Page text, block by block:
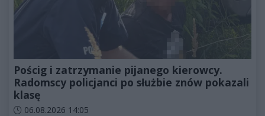
Pościg i zatrzymanie pijanego kierowcy.
Radomscy policjanci po służbie znów pokazali
klasę
Data dodania artykułu:
06.08.2026 14:05